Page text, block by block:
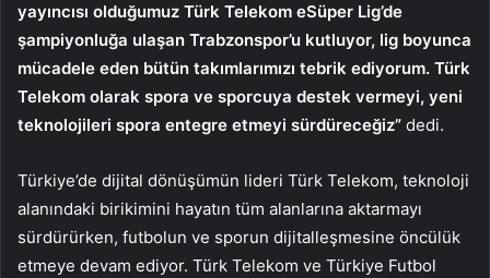
yayıncısı olduğumuz Türk Telekom eSüper Lig’de
şampiyonluğa ulaşan Trabzonspor’u kutluyor, lig boyunca
mücadele eden bütün takımlarımızı tebrik ediyorum. Türk
Telekom olarak spora ve sporcuya destek vermeyi, yeni
teknolojileri spora entegre etmeyi sürdüreceğiz” dedi.
Türkiye’de dijital dönüşümün lideri Türk Telekom, teknoloji
alanındaki birikimini hayatın tüm alanlarına aktarmayı
sürdürürken, futbolun ve sporun dijitalleşmesine öncülük
etmeye devam ediyor. Türk Telekom ve Türkiye Futbol